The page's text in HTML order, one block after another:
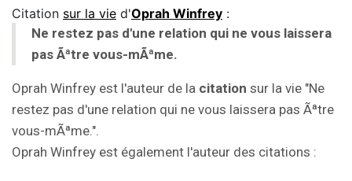
Citation sur la vie d'Oprah Winfrey :
Ne restez pas d'une relation qui ne vous laissera
pas Ãªtre vous-mÃªme.
Oprah Winfrey est l'auteur de la citation sur la vie "Ne
restez pas d'une relation qui ne vous laissera pas Ãªtre
vous-mÃªme.".
Oprah Winfrey est également l'auteur des citations :